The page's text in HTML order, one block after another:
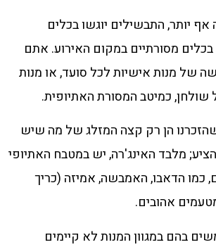
אף יותר, התבשילים יוגשו בכלים
בכלים מסורתיים במקום האירוע. אתם
של מנות אישיות לכל סועד, או מנות
שולחן, כמיטב המסורת האתיופית.
שהזכרנו הן רק קצה המזלג של מה שיש
מלבד האינג'רה, יש במטבח האתיופי
כמו הדאבו, האמבשה, אמיזה (כריך
אהובים.
בהם במגוון המנות לא קיימים